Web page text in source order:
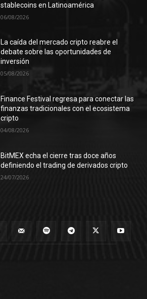
stablecoins en Latinoamérica
06/08/2026
La caída del mercado cripto reabre el
debate sobre las oportunidades de
inversión
05/08/2026
Finance Festival regresa para conectar las
finanzas tradicionales con el ecosistema
cripto
04/08/2026
BitMEX echa el cierre tras doce años
definiendo el trading de derivados cripto
24/07/2026